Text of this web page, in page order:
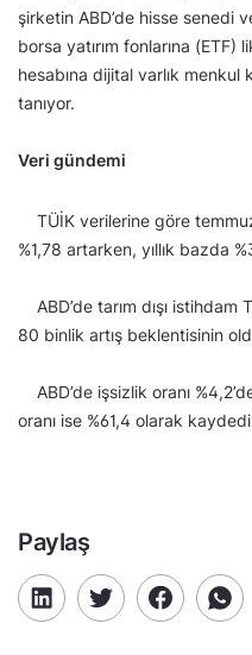
şirketin ABD’de hisse senedi
borsa yatırım fonlarına
hesabına dijital varlık
tanıyor.
Veri gündemi
TÜİK verilerine göre
%1,78 artarken, yıllık bazda
ABD’de tarım dışı
80 binlik artış beklentisinin
ABD’de işsizlik oranı
oranı ise %61,4 olarak
Paylaş